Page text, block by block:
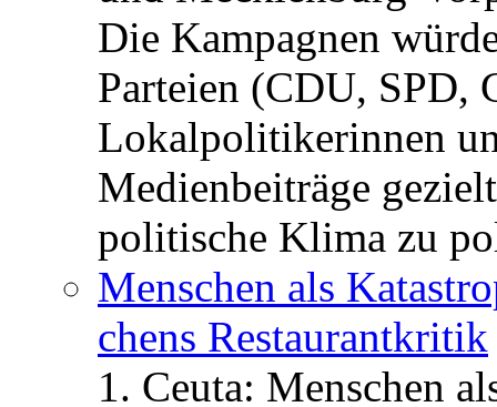
Die Kampagnen
Parteien (CDU, SPD,
Lokalpolitikerinnen
Medienbeiträge
politische Klima zu
Menschen als
chens Restau­rant­kritik
1. Ceuta: Menschen